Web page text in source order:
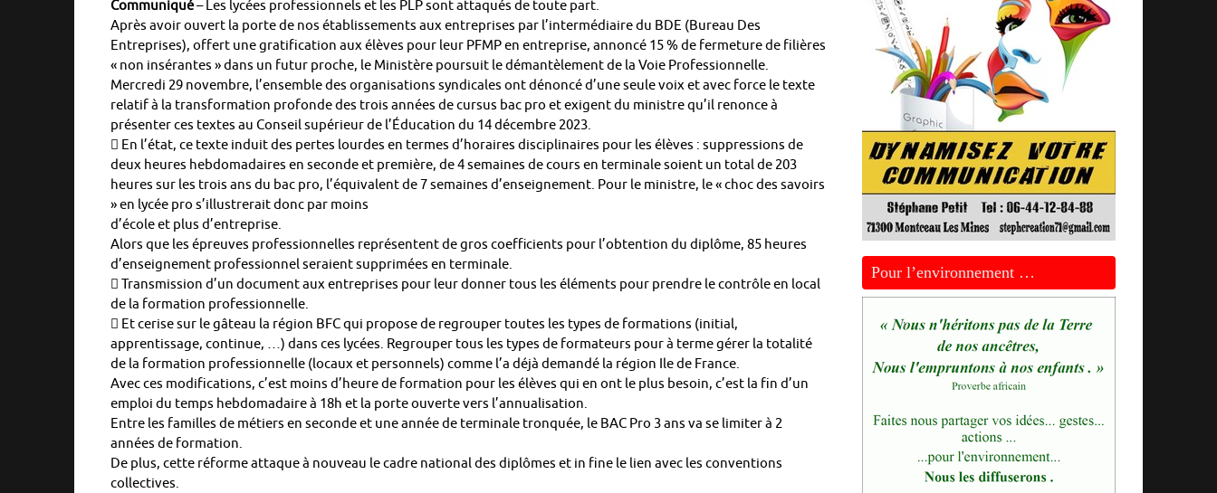
Communiqué– Les lycées professionnels et les PLP sont attaqués de toute part.
Après avoir ouvert la porte de nos établissements aux entreprises par l’intermédiaire du BDE (Bureau Des
Entreprises), offert une gratification aux élèves pour leur PFMP en entreprise, annoncé 15 % de fermeture de filières
« non insérantes » dans un futur proche, le Ministère poursuit le démantèlement de la Voie Professionnelle.
Mercredi 29 novembre, l’ensemble des organisations syndicales ont dénoncé d’une seule voix et avec force le texte
relatif à la transformation profonde des trois années de cursus bac pro et exigent du ministre qu’il renonce à
présenter ces textes au Conseil supérieur de l’Éducation du 14 décembre 2023.
 En l’état, ce texte induit des pertes lourdes en termes d’horaires disciplinaires pour les élèves : suppressions de
deux heures hebdomadaires en seconde et première, de 4 semaines de cours en terminale soient un total de 203
heures sur les trois ans du bac pro, l’équivalent de 7 semaines d’enseignement. Pour le ministre, le « choc des savoirs
» en lycée pro s’illustrerait donc par moins
d’école et plus d’entreprise.
Alors que les épreuves professionnelles représentent de gros coefficients pour l’obtention du diplôme, 85 heures
d’enseignement professionnel seraient supprimées en terminale.
 Transmission d’un document aux entreprises pour leur donner tous les éléments pour prendre le contrôle en local
de la formation professionnelle.
 Et cerise sur le gâteau la région BFC qui propose de regrouper toutes les types de formations (initial,
apprentissage, continue, …) dans ces lycées. Regrouper tous les types de formateurs pour à terme gérer la totalité
de la formation professionnelle (locaux et personnels) comme l’a déjà demandé la région Ile de France.
Avec ces modifications, c’est moins d’heure de formation pour les élèves qui en ont le plus besoin, c’est la fin d’un
emploi du temps hebdomadaire à 18h et la porte ouverte vers l’annualisation.
Entre les familles de métiers en seconde et une année de terminale tronquée, le BAC Pro 3 ans va se limiter à 2
années de formation.
De plus, cette réforme attaque à nouveau le cadre national des diplômes et in fine le lien avec les conventions
collectives.
Pour l’environnement …